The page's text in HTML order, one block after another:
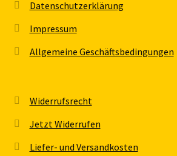
Datenschutzerklärung
Impressum
Allgemeine Geschäftsbedingungen
Widerrufsrecht
Jetzt Widerrufen
Liefer- und Versandkosten